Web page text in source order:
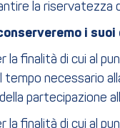
la riservatezza
i
la finalità di cui al
tempo necessario
partecipazione
la finalità di cui al